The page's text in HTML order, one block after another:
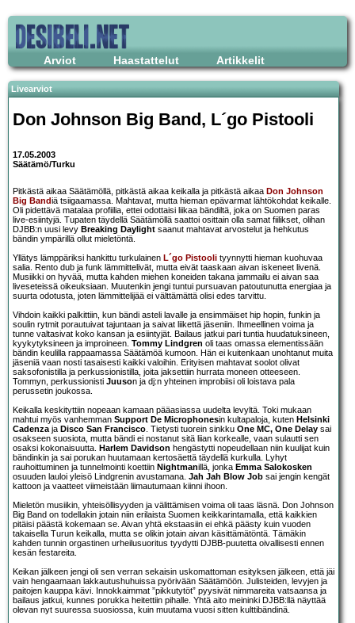
Arviot Haastattelut Artikkelit
Livearviot
Don Johnson Big Band, L´go Pistooli
17.05.2003
Säätämö/Turku
Pitkästä aikaa Säätämöllä, pitkästä aikaa keikalla ja pitkästä aikaa Don Johnson
Big Bandiä tsiigaamassa. Mahtavat, mutta hieman epävarmat lähtökohdat keikalle.
Oli pidettävä matalaa profiilia, ettei odottaisi liikaa bändiltä, joka on Suomen paras
live-esiintyjä. Tupaten täydellä Säätämöllä saattoi osittain olla samat fiilikset, olihan
DJBB:n uusi levy Breaking Daylight saanut mahtavat arvostelut ja hehkutus
bändin ympärillä ollut mieletöntä.
Yllätys lämppäriksi hankittu turkulainen L´go Pistooli tyynnytti hieman kuohuvaa
salia. Rento dub ja funk lämmittelivät, mutta eivät taaskaan aivan iskeneet livenä.
Musiikki on hyvää, mutta kahden miehen koneiden takana jammailu ei aivan saa
liveseteissä oikeuksiaan. Muutenkin jengi tuntui pursuavan patoutunutta energiaa ja
suurta odotusta, joten lämmittelijää ei välttämättä olisi edes tarvittu.
Vihdoin kaikki palkittiin, kun bändi asteli lavalle ja ensimmäiset hip hopin, funkin ja
soulin rytmit porautuivat tajuntaan ja saivat liikettä jäseniin. Ihmeellinen voima ja
tunne valtasivat koko kansan ja esiintyjät. Bailaus jatkui pari tuntia huudatuksineen,
kyykytyksineen ja improineen. Tommy Lindgren oli taas omassa elementissään
bändin keulilla rappaamassa Säätämöä kumoon. Hän ei kuitenkaan unohtanut muita
jäseniä vaan nosti tasaisesti kaikki valoihin. Erityisen mahtavat soolot olivat
saksofonistilla ja perkussionistilla, joita jaksettiin hurrata moneen otteeseen.
Tommyn, perkussionisti Juuson ja dj:n yhteinen improbiisi oli loistava pala
perussetin joukossa.
Keikalla keskityttiin nopeaan kamaan pääasiassa uudelta levyltä. Toki mukaan
mahtui myös vanhemman Support De Microphonesin kultapaloja, kuten Helsinki
Cadenzaja Disco San Francisco. Tietysti tuorein sinkku One MC, One Delay sai
osakseen suosiota, mutta bändi ei nostanut sitä liian korkealle, vaan sulautti sen
osaksi kokonaisuutta. Harlem Davidson hengästytti nopeudellaan niin kuulijat kuin
bändinkin ja sai porukan huutamaan kertosäettä täydellä kurkulla. Lyhyt
rauhoittuminen ja tunnelmointi koettiin Nightmanillä, jonka Emma Salokosken
osuuden lauloi yleisö Lindgrenin avustamana. Jah Jah Blow Job sai jengin kengät
kattoon ja vaatteet viimeistään liimautumaan kiinni ihoon.
Mieletön musiikin, yhteisöllisyyden ja välittämisen voima oli taas läsnä. Don Johnson
Big Band on todellakin jotain niin erilaista Suomen keikkarintamalla, että kaikkien
pitäisi päästä kokemaan se. Aivan yhtä ekstaasiin ei ehkä päästy kuin vuoden
takaisella Turun keikalla, mutta se olikin jotain aivan käsittämätöntä. Tämäkin
kahden tunnin orgastinen urheilusuoritus tyydytti DJBB-puutetta oivallisesti ennen
kesän festareita.
Keikan jälkeen jengi oli sen verran sekaisin uskomattoman esityksen jälkeen, että jäi
vain hengaamaan lakkautushuhuissa pyörivään Säätämöön. Julisteiden, levyjen ja
paitojen kauppa kävi. Innokkaimmat ”pikkutytöt” pyysivät nimmareita vatsaansa ja
bailaus jatkui, kunnes porukka heitettiin pihalle. Yhtä aito meininki DJBB:llä näyttää
olevan nyt suuressa suosiossa, kuin muutama vuosi sitten kulttibändinä.